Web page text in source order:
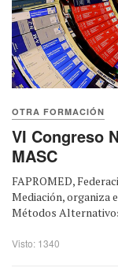
OTRA FORMACIÓN
VI Congreso
MASC
FAPROMED,
Mediación, organiza
Métodos
Visto: 1340